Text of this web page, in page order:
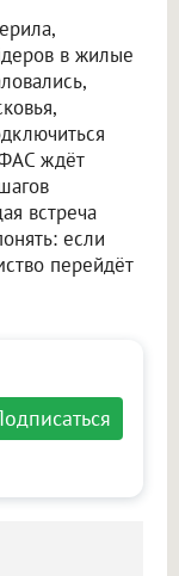
в жилые
ждёт
встреча
если
перейдёт